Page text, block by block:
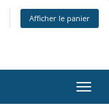
Afficher le panier
la